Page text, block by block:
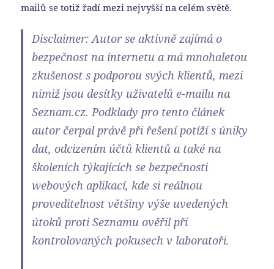
mailů se totiž řadí mezi nejvyšší na celém světě.
Disclaimer: Autor se aktivně zajímá o
bezpečnost na internetu a má mnohaletou
zkušenost s podporou svých klientů, mezi
nimiž jsou desítky uživatelů e-mailu na
Seznam.cz. Podklady pro tento článek
autor čerpal právě při řešení potíží s úniky
dat, odcizením účtů klientů a také na
školeních týkajících se bezpečnosti
webových aplikací, kde si reálnou
proveditelnost většiny výše uvedených
útoků proti Seznamu ověřil při
kontrolovaných pokusech v laboratoři.